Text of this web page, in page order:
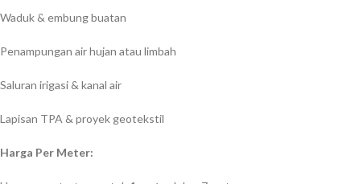
Waduk & embung buatan
Penampungan air hujan atau limbah
Saluran irigasi & kanal air
Lapisan TPA & proyek geotekstil
Harga Per Meter: